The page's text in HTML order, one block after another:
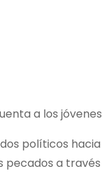
a los
políticos
pecados a través